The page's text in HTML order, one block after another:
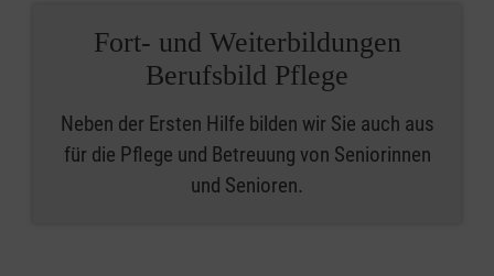
Fort- und Weiterbildungen
Berufsbild Pflege
Neben der Ersten Hilfe bilden wir Sie auch aus
für die Pflege und Betreuung von Seniorinnen
und Senioren.